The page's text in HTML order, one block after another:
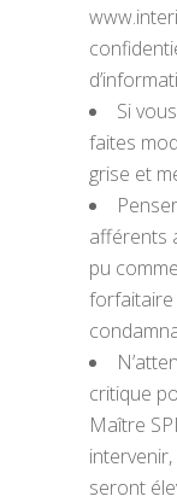
Si
faites
grise et
afférents
pu
forfaitaire
critique
Maître
seront